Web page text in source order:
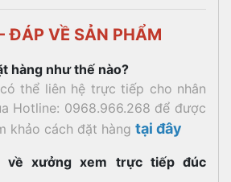
ĐÁP VỀ SẢN PHẨM
hàng như thế nào?
thể liên hệ trực tiếp cho nhân
Hotline: 0968.966.268 để được
khảo cách đặt hàng tại đây
về xưởng xem trực tiếp đúc